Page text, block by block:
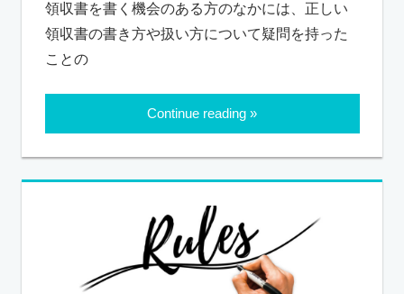
領収書を書く機会のある方のなかには、正しい
領収書の書き方や扱い方について疑問を持った
ことの
Continue reading